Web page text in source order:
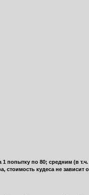
по 80; средним (в т.ч.
кудеса не зависит